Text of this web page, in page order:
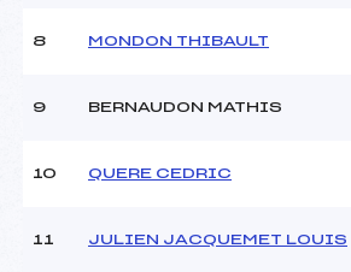
8 MONDON THIBAULT
9 BERNAUDON MATHIS
10 QUERE CEDRIC
11 JULIEN JACQUEMET LOUIS